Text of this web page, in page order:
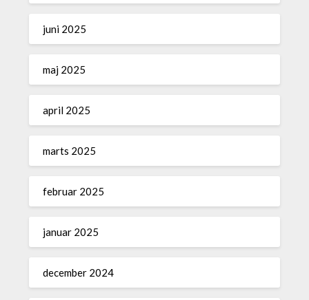
juni 2025
maj 2025
april 2025
marts 2025
februar 2025
januar 2025
december 2024